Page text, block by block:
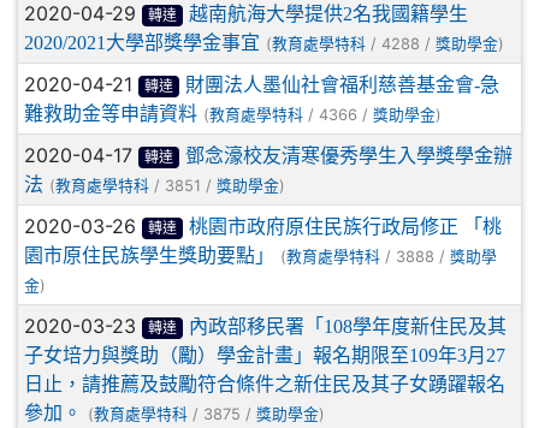
2020-04-29 轉達
越南航海大學提供2名我國籍學生
2020/2021大學部獎學金事宜 (教育處學特科 / 4288 / 獎助學金)
2020-04-21 轉達
財團法人墨仙社會福利慈善基金會-急
難救助金等申請資料 (教育處學特科 / 4366 / 獎助學金)
2020-04-17 轉達
鄧念濠校友清寒優秀學生入學獎學金辦
法 (教育處學特科 / 3851 / 獎助學金)
2020-03-26 轉達
桃園市政府原住民族行政局修正 「桃
園市原住民族學生獎助要點」
(教育處學特科 / 3888 / 獎助學
金)
2020-03-23 轉達
內政部移民署「108學年度新住民及其
子女培力與獎助（勵）學金計畫」報名期限至109年3月27
日止，請推薦及鼓勵符合條件之新住民及其子女踴躍報名
參加。
(教育處學特科 / 3875 / 獎助學金)